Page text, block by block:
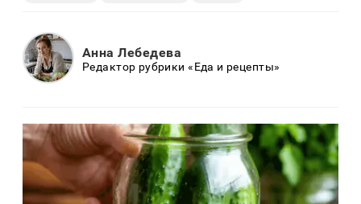
Анна Лебедева
Редактор рубрики «Еда и рецепты»